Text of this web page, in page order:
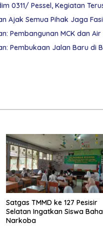
0311/ Pessel, Kegiatan
Ajak Semua Pihak Jaga
Pembangunan MCK dan
Pembukaan Jalan Baru di
Satgas TMMD ke 127 Pesisir
Selatan Ingatkan Siswa
Narkoba